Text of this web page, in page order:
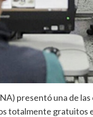
presentó una de
totalmente gratuitos